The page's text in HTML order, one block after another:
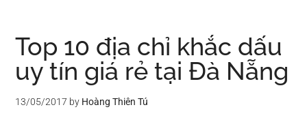
Top 10 địa chỉ khắc dấu
uy tín giá rẻ tại Đà Nẵng
13/05/2017 by Hoàng Thiên Tú